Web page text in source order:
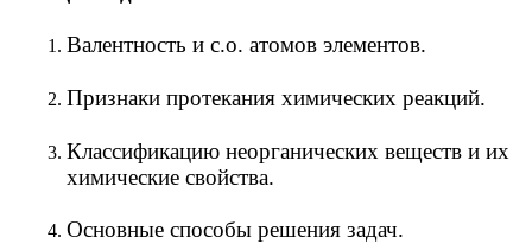
Валентность и с.о. атомов элементов.
Признаки протекания химических реакций.
Классификацию неорганических веществ и их
химические свойства.
Основные способы решения задач.